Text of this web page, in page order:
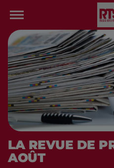
LA REVUE DE
AOÛT